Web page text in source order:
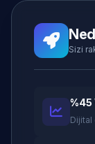
Sizi
%45
Dijital